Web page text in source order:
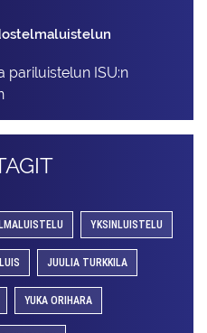
pariluistelun ISU:n
YKSINLUISTELU
JUULIA TURKKILA
YUKA ORIHARA